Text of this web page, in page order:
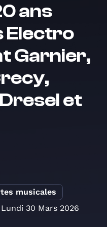
ans
Electro
Garnier,
et
musicales
Lundi 30 Mars 2026